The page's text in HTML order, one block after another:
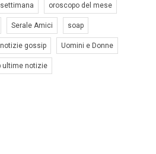
oroscopo del mese
Serale Amici soap
gossip Uomini e Donne
ultime notizie